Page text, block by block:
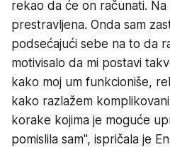
rekao da će on računati.
prestravljena. Onda sam
podsećajući sebe na to da
motivisalo da mi postavi
kako moj um funkcioniše,
kako razlažem
korake kojima je moguće
pomislila sam", ispričala je